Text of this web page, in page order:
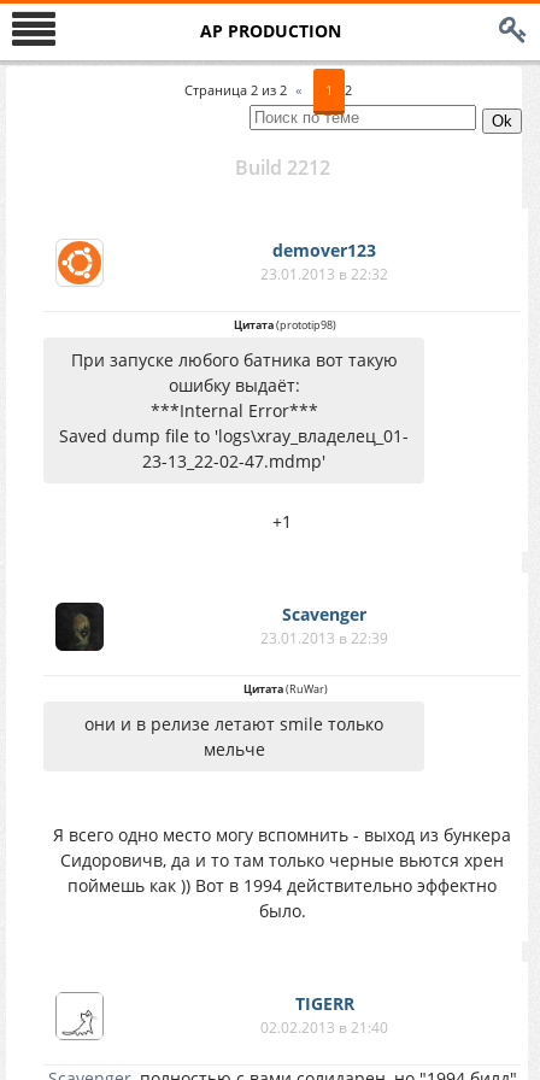
AP PRODUCTION
Страница 2 из 2 « 1 2
Build 2212
demover123
23.01.2013 в 22:32
Цитата(prototip98)
При запуске любого батника вот такую
ошибку выдаёт:
***Internal Error***
Saved dump file to 'logs\xray_владелец_01-
23-13_22-02-47.mdmp'
+1
Scavenger
23.01.2013 в 22:39
Цитата(RuWar)
они и в релизе летают smile только
мельче
Я всего одно место могу вспомнить - выход из бункера
Сидоровичв, да и то там только черные вьются хрен
поймешь как )) Вот в 1994 действительно эффектно
было.
TIGERR
02.02.2013 в 21:40